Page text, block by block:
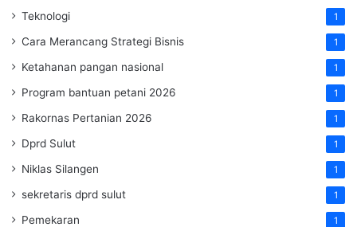
Teknologi 1
Cara Merancang Strategi Bisnis 1
Ketahanan pangan nasional 1
Program bantuan petani 2026 1
Rakornas Pertanian 2026 1
Dprd Sulut 1
Niklas Silangen 1
sekretaris dprd sulut 1
Pemekaran 1